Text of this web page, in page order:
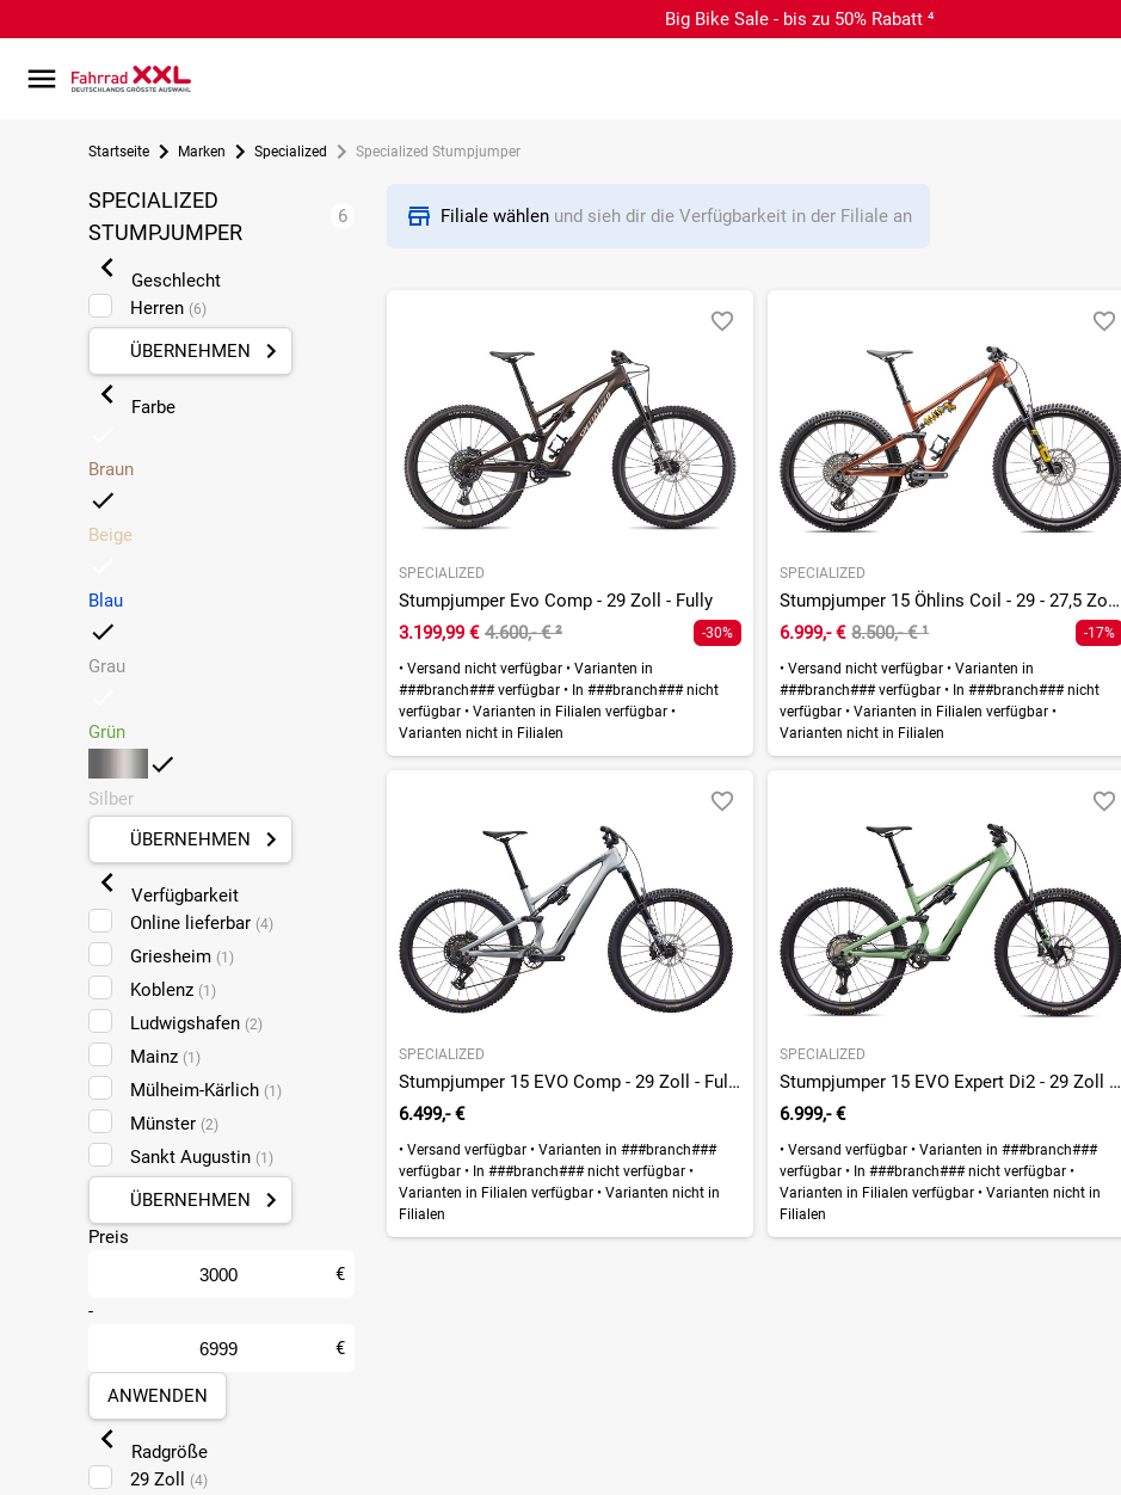
Big Bike Sale - bis zu 50% Rabatt ⁴
Startseite Marken Specialized Specialized Stumpjumper
SPECIALIZED
STUMPJUMPER
6
Geschlecht
Herren (6)
ÜBERNEHMEN
Farbe
Braun
Beige
Blau
Grau
Grün
Silber
ÜBERNEHMEN
Verfügbarkeit
Online lieferbar (4)
Griesheim (1)
Koblenz (1)
Ludwigshafen (2)
Mainz (1)
Mülheim-Kärlich (1)
Münster (2)
Sankt Augustin (1)
ÜBERNEHMEN
Preis
€
-
€
ANWENDEN
Radgröße
29 Zoll
(4)
Filiale wählen und sieh dir die Verfügbarkeit in der Filiale an
SPECIALIZED
Stumpjumper Evo Comp - 29 Zoll - Fully
3.199,99 € 4.600,- €² -30%
•Versand nicht verfügbar •Varianten in
###branch### verfügbar •In ###branch### nicht
verfügbar •Varianten in Filialen verfügbar •
Varianten nicht in Filialen
SPECIALIZED
Stumpjumper 15 Öhlins Coil - 29 - 27,5 Zoll - Fully - 2026
6.999,- € 8.500,- €¹ -17%
• Versand nicht verfügbar• Varianten in
###branch### verfügbar• In ###branch### nicht
verfügbar• Varianten in Filialen verfügbar•
Varianten nicht in Filialen
SPECIALIZED
Stumpjumper 15 EVO Comp - 29 Zoll - Fully - 2026
6.499,- €
•Versand verfügbar •Varianten in ###branch###
verfügbar •In ###branch### nicht verfügbar •
Varianten in Filialen verfügbar •Varianten nicht in
Filialen
SPECIALIZED
Stumpjumper 15 EVO Expert Di2 - 29 Zoll - Fully - 2026
6.999,- €
• Versand verfügbar• Varianten in ###branch###
verfügbar• In ###branch### nicht verfügbar•
Varianten in Filialen verfügbar• Varianten nicht in
Filialen